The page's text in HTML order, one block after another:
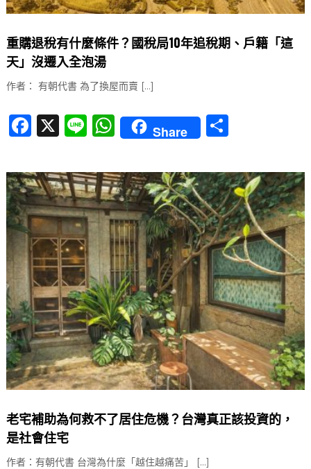
重購退稅有什麼條件？國稅局10年追稅期、戶籍「這
天」沒遷入全泡湯
作者： 有朝代書 為了換屋而賣 […]
F
c
e
b
o
o
k
X Li
e
W
h
at
s
A
p
p
Share
分
老宅補助為何救不了居住危機？台灣真正該投資的，
是社會住宅
作者：有朝代書 台灣為什麼「越住越痛苦」 […]